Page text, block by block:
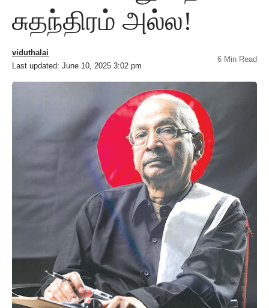
சுதந்திரம் அல்ல!
Last updated: June 10, 2025 3:02 pm
viduthalai
6 Min Read